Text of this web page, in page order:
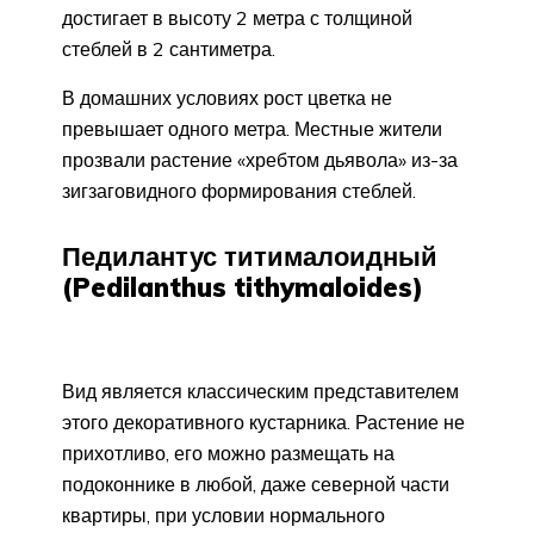
достигает в высоту 2 метра с толщиной
стеблей в 2 сантиметра.
В домашних условиях рост цветка не
превышает одного метра. Местные жители
прозвали растение «хребтом дьявола» из-за
зигзаговидного формирования стеблей.
Педилантус титималоидный
(Pedilanthus tithymaloides)
Вид является классическим представителем
этого декоративного кустарника. Растение не
прихотливо, его можно размещать на
подоконнике в любой, даже северной части
квартиры, при условии нормального